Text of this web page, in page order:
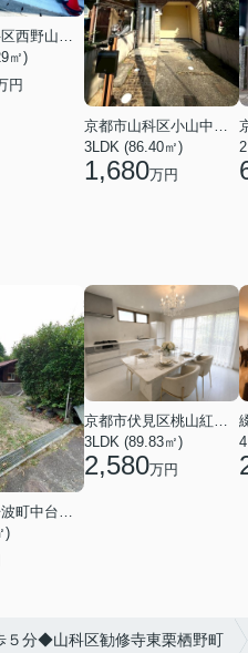
㎡)
円
京都市山科区小山中島町
3LDK (86.40㎡)
1,680万円
船井郡京丹波町中台土橋
)
京都市伏見区桃山紅雪町
3LDK (89.83㎡)
2,580万円
分◆山科区勧修寺東栗栖野町